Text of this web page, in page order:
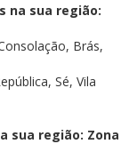
na sua região:
Brás,
Sé, Vila
sua região: Zona